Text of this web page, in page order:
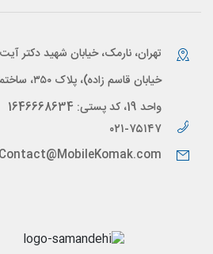
تهران، نارمک، خیابان شهید دکتر
خیابان قاسم
واحد 19، کد پستی: 1646668634
۰۲۱-۷۵۱۴۷
Contact@MobileKomak.com